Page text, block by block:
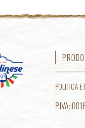
POLITICA
P.IVA: